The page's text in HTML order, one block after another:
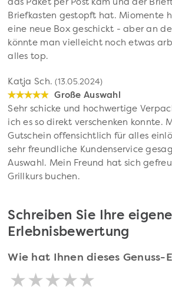
das Paket per Post kam und der
Briefkasten gestopft hat. Miomente
eine neue Box geschickt - aber an
könnte man vielleicht noch etwas
alles top.
Katja Sch.(13.05.2024)
Große Auswahl
Sehr schicke und hochwertige
ich es so direkt verschenken konnte.
Gutschein offensichtlich für alles
sehr freundliche Kundenservice
Auswahl. Mein Freund hat sich
Grillkurs buchen.
Schreiben Sie Ihre eigene
Erlebnisbewertung
Wie hat Ihnen dieses Genuss-